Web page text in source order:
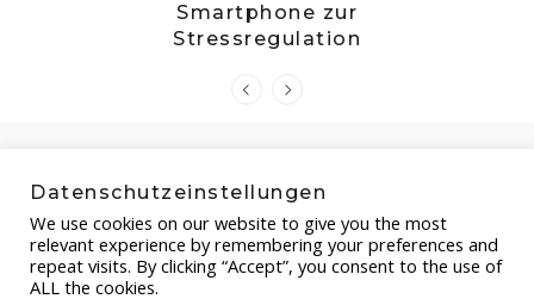
Smartphone zur
Stressregulation
Datenschutzeinstellungen
We use cookies on our website to give you the most
relevant experience by remembering your preferences and
repeat visits. By clicking “Accept”, you consent to the use of
ALL the cookies.